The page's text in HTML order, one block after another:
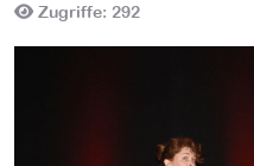
Zugriffe: 292